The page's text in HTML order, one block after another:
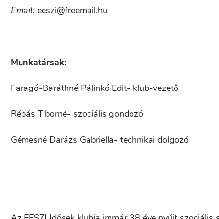
Email: eeszi@freemail.hu
Munkatársak:
Faragó-Baráthné Pálinkó Edit- klub-vezető
Répás Tiborné- szociális gondozó
Gémesné Darázs Gabriella- technikai dolgozó